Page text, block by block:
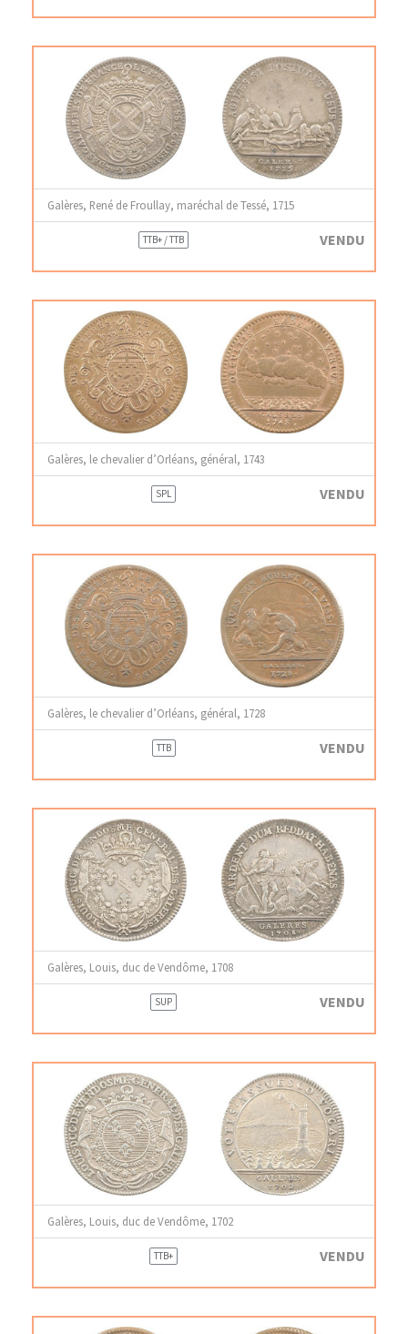
Galères, René de Froullay, maréchal de Tessé, 1715
TTB+ / TTB VENDU
Galères, le chevalier d’Orléans, général, 1743
SPL VENDU
Galères, le chevalier d’Orléans, général, 1728
TTB VENDU
Galères, Louis, duc de Vendôme, 1708
SUP VENDU
Galères, Louis, duc de Vendôme, 1702
TTB+ VENDU